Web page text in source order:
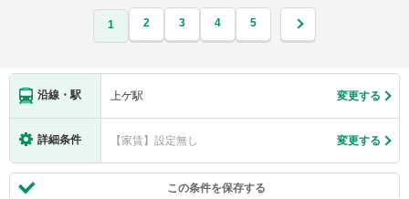
1 2 3 4 5
沿線・駅 上ゲ駅 変更する
詳細条件 【家賃】設定無し 変更する
この条件を保存する